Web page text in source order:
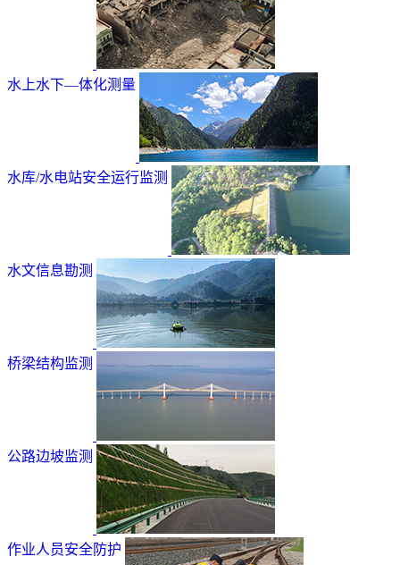
水上水下—体化测量
水库/水电站安全运行监测
水文信息勘测
桥梁结构监测
公路边坡监测
作业人员安全防护